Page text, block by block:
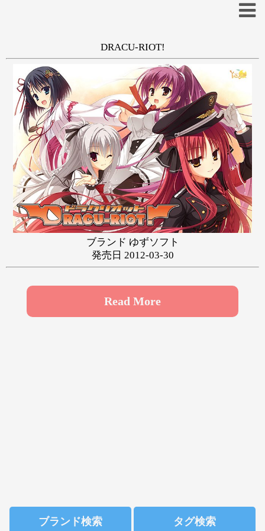
あ う え
か き く け こ
さ し す せ そ
た ち つ て と
な に ぬ ね の
は ひ ふ へ ほ
む
る
DRACU-RIOT!
ブランド ゆずソフト
発売日 2012-03-30
Read More
ブランド検索 タグ検索
一般 和姦
学生 こぶいち